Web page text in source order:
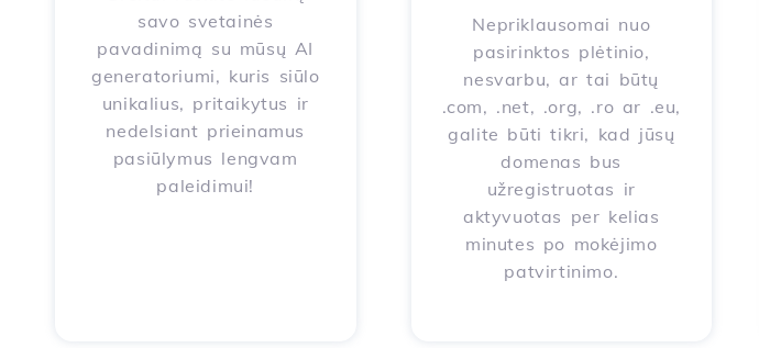
savo svetainės
pavadinimą su mūsų AI
generatoriumi, kuris siūlo
unikalius, pritaikytus ir
nedelsiant prieinamus
pasiūlymus lengvam
paleidimui!
Nepriklausomai nuo
pasirinktos plėtinio,
nesvarbu, ar tai būtų
.com, .net, .org, .ro ar .eu,
galite būti tikri, kad jūsų
domenas bus
užregistruotas ir
aktyvuotas per kelias
minutes po mokėjimo
patvirtinimo.